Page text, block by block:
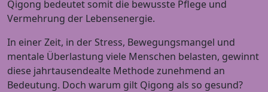
Qigong bedeutet somit die bewusste Pflege und
Vermehrung der Lebensenergie.
In einer Zeit, in der Stress, Bewegungsmangel und
mentale Überlastung viele Menschen belasten, gewinnt
diese jahrtausendealte Methode zunehmend an
Bedeutung. Doch warum gilt Qigong als so gesund?